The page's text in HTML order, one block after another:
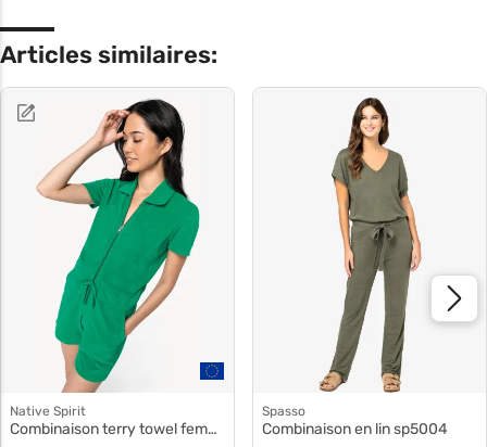
Articles similaires:
Native Spirit
Combinaison terry towel femme ns5002
Spasso
Combinaison en lin sp5004